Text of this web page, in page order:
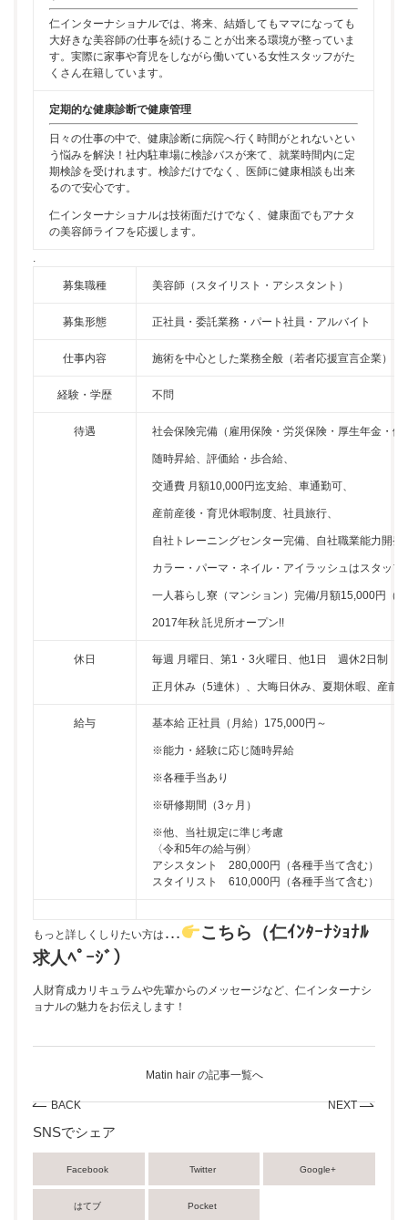
仁インターナショナルでは、将来、結婚してもママになっても
大好きな美容師の仕事を続けることが出来る環境が整っていま
す。実際に家事や育児をしながら働いている女性スタッフがた
くさん在籍しています。
定期的な健康診断で健康管理
日々の仕事の中で、健康診断に病院へ行く時間がとれないとい
う悩みを解決！社内駐車場に検診バスが来て、就業時間内に定
期検診を受けれます。検診だけでなく、医師に健康相談も出来
るので安心です。
仁インターナショナルは技術面だけでなく、健康面でもアナタ
の美容師ライフを応援します。
.
募集職種 美容師（スタイリスト・アシスタント）
募集形態 正社員・委託業務・パート社員・アルバイト
仕事内容 施術を中心とした業務全般（若者応援宣言企業）
経験・学歴 不問
待遇 社会保険完備（雇用保険・労災保険・厚生年金・健
随時昇給、評価給・歩合給、
交通費 月額10,000円迄支給、車通勤可、
産前産後・育児休暇制度、社員旅行、
自社トレーニングセンター完備、自社職業能力開
カラー・パーマ・ネイル・アイラッシュはスタッ
一人暮らし寮（マンション）完備/月額15,000円（
2017年秋 託児所オープン!!
休日 毎週 月曜日、第1・3火曜日、他1日 週休2日制
正月休み（5連休）、大晦日休み、夏期休暇、産前
給与 基本給 正社員（月給）175,000円～
※能力・経験に応じ随時昇給
※各種手当あり
※研修期間（3ヶ月）
※他、当社規定に準じ考慮
〈令和5年の給与例〉
アシスタント 280,000円（各種手当て含む）
スタイリスト 610,000円（各種手当て含む）
もっと詳しくしりたい方は …
こちら（仁ｲﾝﾀｰﾅｼｮﾅﾙ
求人ﾍﾟｰｼﾞ）
人財育成カリキュラムや先輩からのメッセージなど、仁インターナシ
ョナルの魅力をお伝えします！
BACK
Matin hair の記事一覧へ
NEXT
SNSでシェア
Facebook Twitter Google+
はてブ Pocket